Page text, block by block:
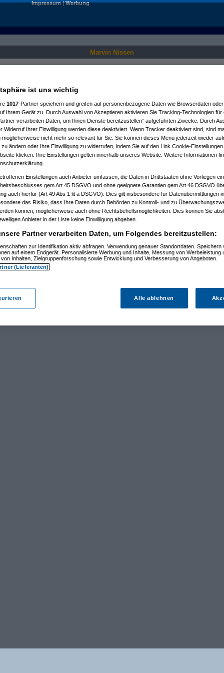
Impressum|Werbung
Marvin Nissen
ist uns wichtig
1017-Partner speichern und greifen auf personenbezogene Daten wie Browserdaten
Ihrem Gerät zu. Durch Auswahl von Akzeptieren aktivieren Sie Tracking-Technologien für
verarbeiten Daten, um Ihnen Dienste bereitzustellen“ aufgeführten Zwecke. Durch
Widerruf Ihrer Einwilligung werden diese deaktiviert. Wenn Tracker deaktiviert sind, sind
möglicherweise nicht mehr so relevant für Sie. Sie können dieses Menü jederzeit wieder
zu ändern oder Ihre Einwilligung zu widerrufen, indem Sie auf den Link Cookie-
klicken. Ihre Einstellungen gelten innerhalb unseres Website. Weitere Informationen
Einstellungen auch Anbieter umfassen, die Daten in Drittstaaten ohne Vorliegen
gem Art 45 DSGVO und ohne geeignete Garantien gem Art 46 DSGVO
auch hierfür (Art 49 Abs 1 lit a DSGVO). Dies gilt insbesondere für Datenübermittlungen
das Risiko, dass Ihre Daten durch Behörden zu Kontroll- und zu
können, möglicherweise auch ohne Rechtsbehelfsmöglichkeiten. Dies können Sie
Anbieter in der Liste keine Einwilligung abgeben.
Partner verarbeiten Daten, um Folgendes bereitzustellen:
zur Identifikation aktiv abfragen. Verwendung genauer Standortdaten. Speichern
auf einem Endgerät. Personalisierte Werbung und Inhalte, Messung von Werbeleistung
Inhalten, Zielgruppenforschung sowie Entwicklung und Verbesserung von Angeboten.
(Lieferanten)
Alle ablehnen